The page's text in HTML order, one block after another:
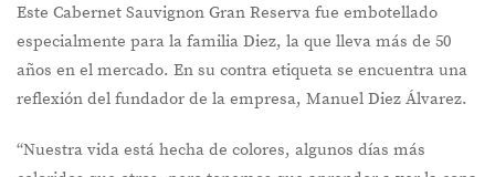
Este Cabernet Sauvignon Gran Reserva fue embotellado
especialmente para la familia Diez, la que lleva más de 50
años en el mercado. En su contra etiqueta se encuentra una
reflexión del fundador de la empresa, Manuel Diez Álvarez.
“Nuestra vida está hecha de colores, algunos días más